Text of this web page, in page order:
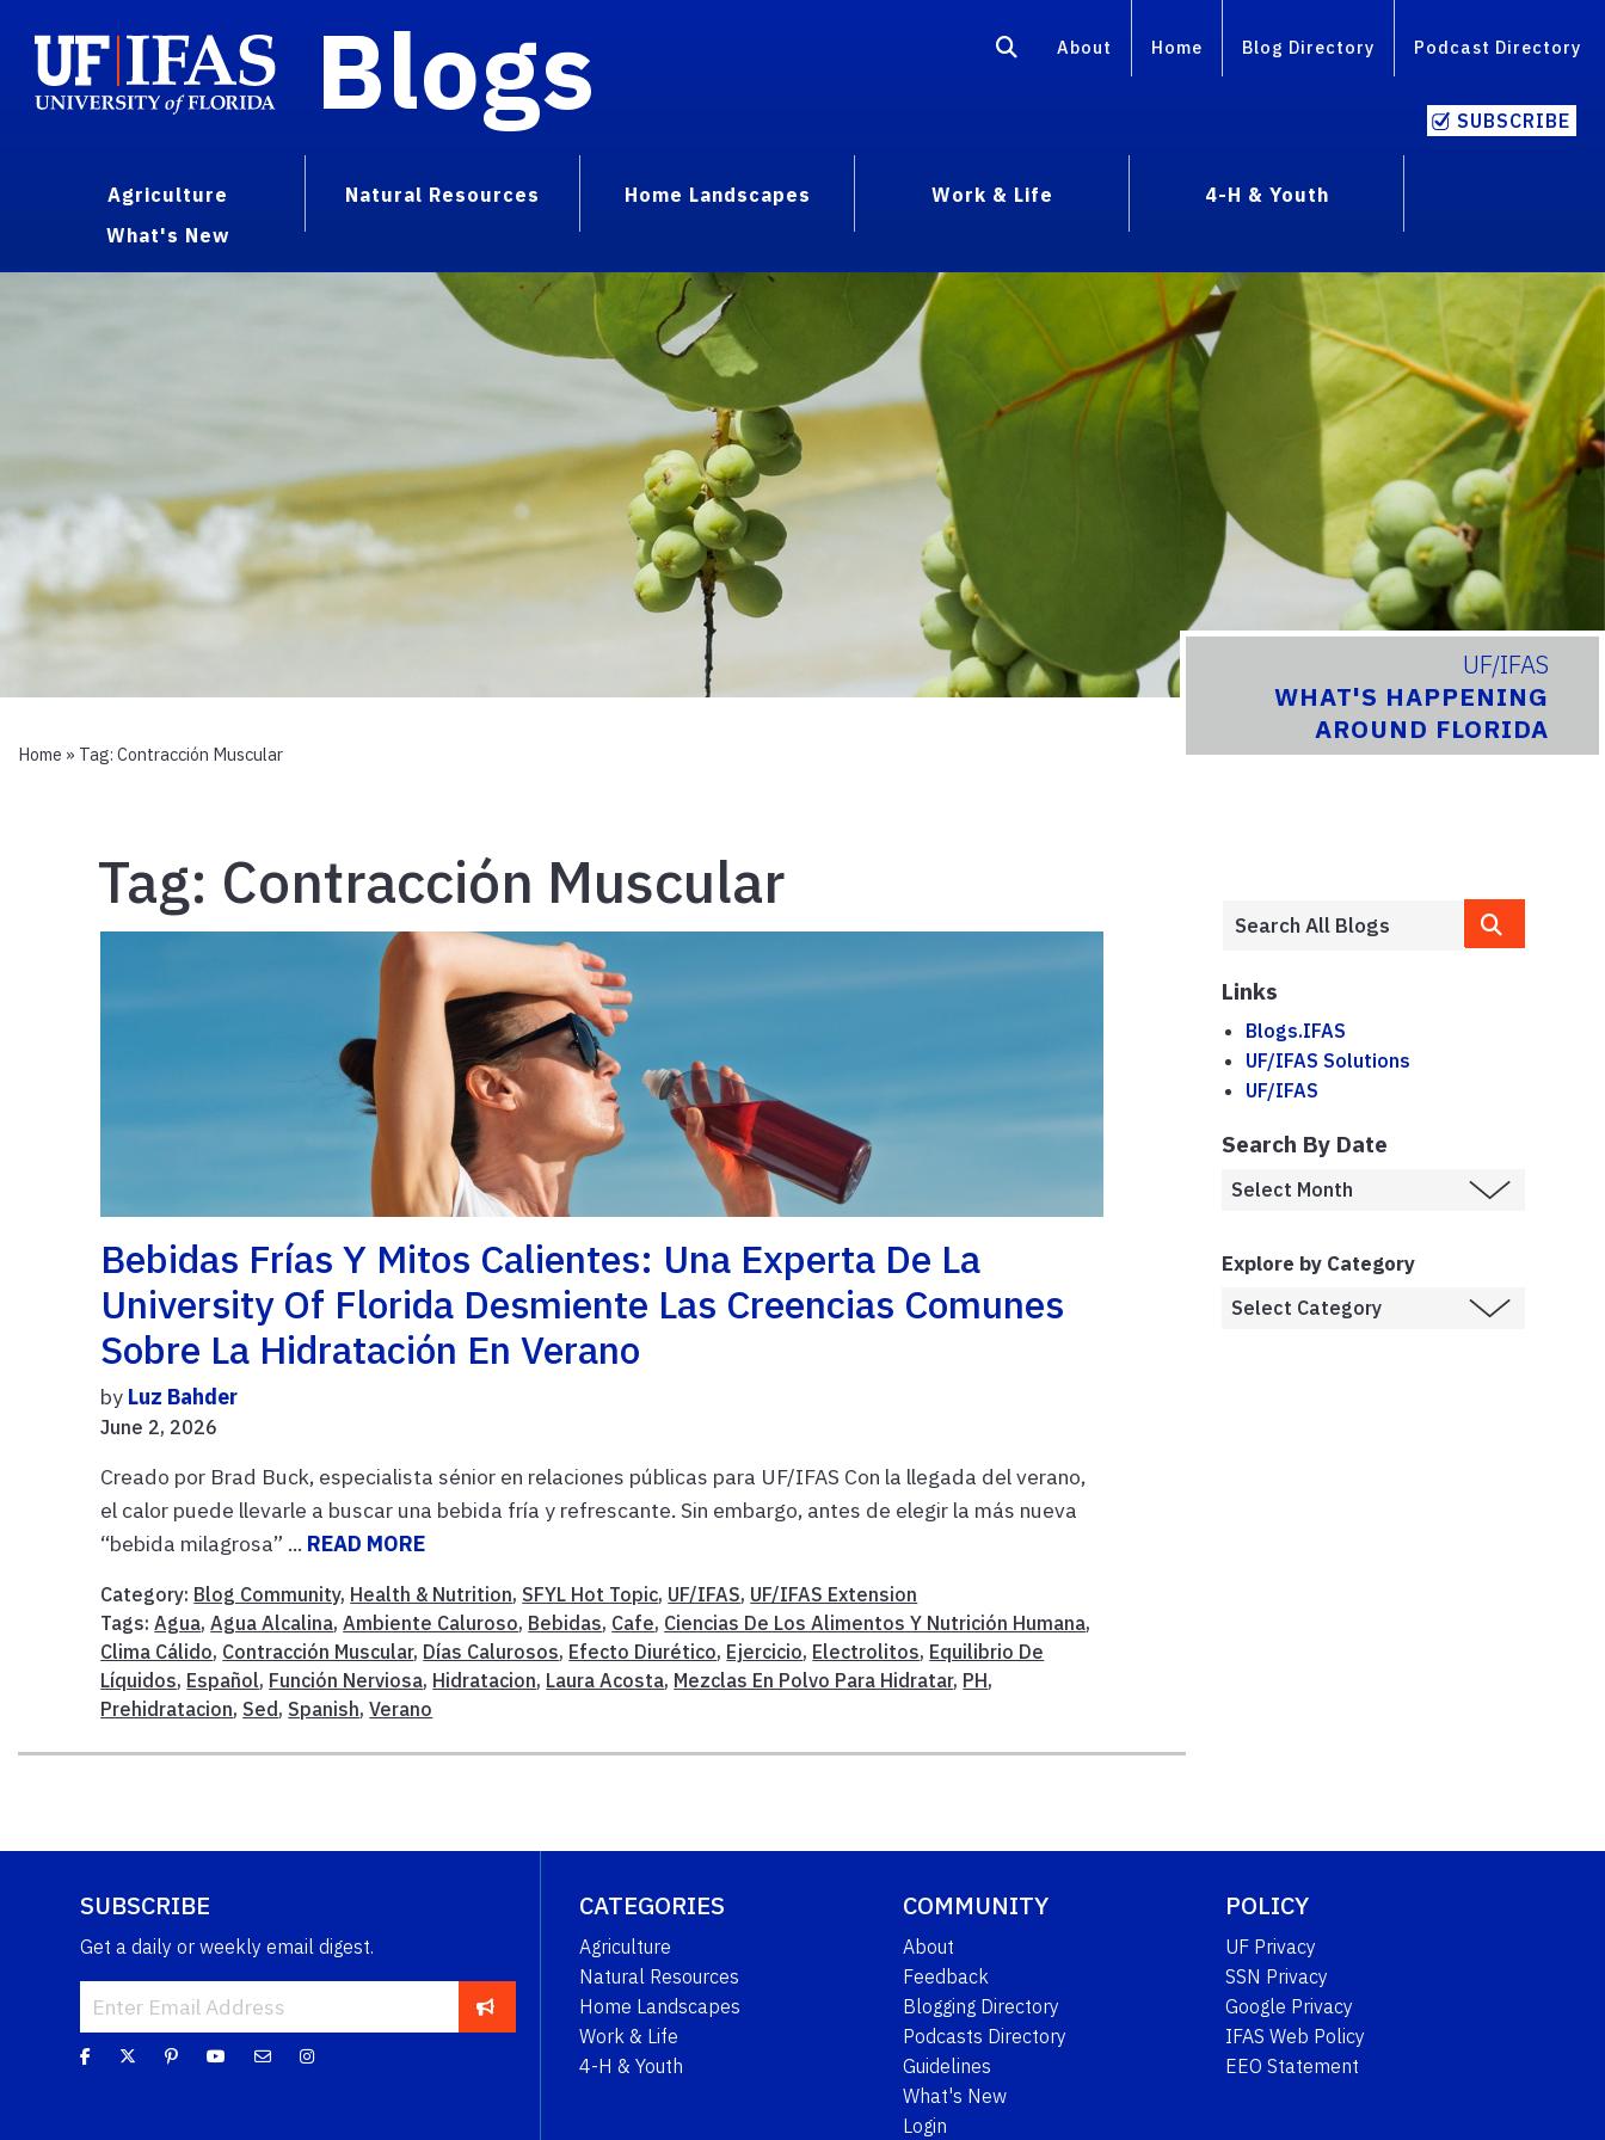
Blogs About Home Blog Directory Podcast Directory
SUBSCRIBE
Agriculture Natural Resources Home Landscapes Work & Life
4-H & Youth
What's New
UF/IFAS
WHAT'S HAPPENING
AROUND FLORIDA
Home » Tag: Contracción Muscular
Tag: Contracción Muscular
Bebidas Frías Y Mitos Calientes: Una Experta De La
University Of Florida Desmiente Las Creencias Comunes
Sobre La Hidratación En Verano
by Luz Bahder
June 2, 2026
Creado por Brad Buck, especialista sénior en relaciones públicas para UF/IFAS Con la llegada del verano,
el calor puede llevarle a buscar una bebida fría y refrescante. Sin embargo, antes de elegir la más nueva
“bebida milagrosa” ... READ MORE
Category: Blog Community, Health & Nutrition, SFYL Hot Topic, UF/IFAS, UF/IFAS Extension
Tags:Agua,Agua Alcalina,Ambiente Caluroso, Bebidas, Cafe, Ciencias De Los Alimentos Y Nutrición Humana,
Clima Cálido, Contracción Muscular, Días Calurosos, Efecto Diurético, Ejercicio, Electrolitos, Equilibrio De
Líquidos, Español, Función Nerviosa, Hidratacion, Laura Acosta, Mezclas En Polvo Para Hidratar, PH,
Prehidratacion, Sed, Spanish,Verano
Links
Blogs.IFAS
UF/IFAS Solutions
UF/IFAS
Search By Date
Explore by Category
SUBSCRIBE
Get a daily or weekly email digest.
CATEGORIES
Agriculture
Natural Resources
Home Landscapes
Work & Life
4-H & Youth
COMMUNITY
About
Feedback
Blogging Directory
Podcasts Directory
Guidelines
What's New
Login
POLICY
UF Privacy
SSN Privacy
Google Privacy
IFAS Web Policy
EEO Statement